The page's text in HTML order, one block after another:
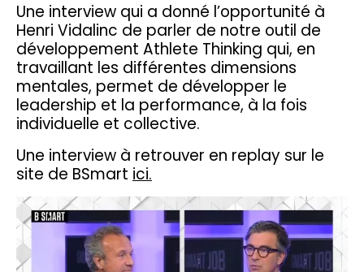
Une interview qui a donné l’opportunité à
Henri Vidalinc de parler de notre outil de
développement Athlete Thinking qui, en
travaillant les différentes dimensions
mentales, permet de développer le
leadership et la performance, à la fois
individuelle et collective.
Une interview à retrouver en replay sur le
site de BSmart ici.